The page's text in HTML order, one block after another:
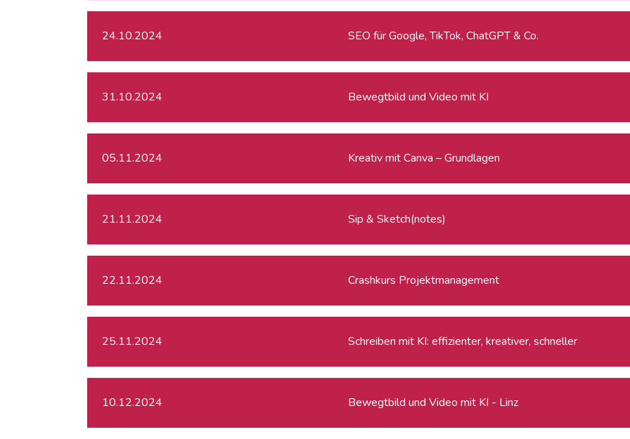
24.10.2024 SEO für Google, TikTok, ChatGPT & Co.
31.10.2024 Bewegtbild und Video mit KI
05.11.2024 Kreativ mit Canva – Grundlagen
21.11.2024 Sip & Sketch(notes)
22.11.2024 Crashkurs Projektmanagement
25.11.2024 Schreiben mit KI: effizienter, kreativer, schneller
10.12.2024 Bewegtbild und Video mit KI - Linz